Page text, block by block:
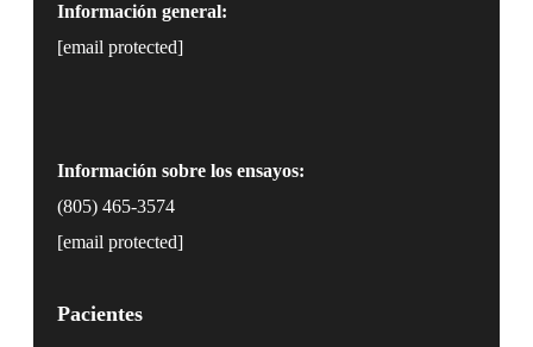
Información general:
[email protected]
Información sobre los ensayos:
(805) 465-3574
[email protected]
Pacientes